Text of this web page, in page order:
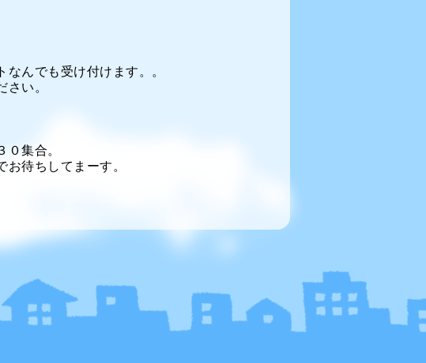
んでも受け付けます。。
い。
集合。
待ちしてまーす。